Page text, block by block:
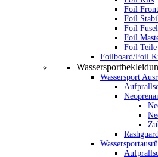
Foil
Foil
Foil
Foil
Foil Teile
Foilboard/Foil
Wassersport